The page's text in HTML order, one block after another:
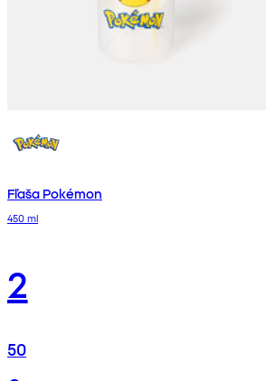
Fľaša Pokémon
450 ml
2
50